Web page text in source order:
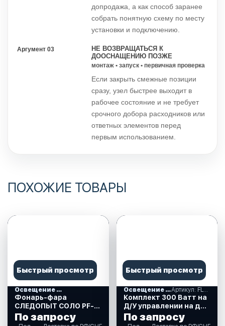
допродажа, а как способ заранее
собрать понятную схему по месту
установки и подключению.
Аргумент 03
НЕ ВОЗВРАЩАТЬСЯ К
ДООСНАЩЕНИЮ ПОЗЖЕ
монтаж • запуск • первичная проверка
Если закрыть смежные позиции
сразу, узел быстрее выходит в
рабочее состояние и не требует
срочного добора расходников или
ответных элементов перед
первым использованием.
ПОХОЖИЕ ТОВАРЫ
Быстрый просмотр
Освещение и свет
Фонарь-фара
СЛЕДОПЫТ СОЛО PF-
PFL-L69
По запросу
Быстрый просмотр
Освещение и свет Артикул: FL-Комплект 300W d/u 2-co
Комплект 300 Ватт на
Д/У управлении на два
подключения (FL-
Комплект 300W d/u 2-
По запросу